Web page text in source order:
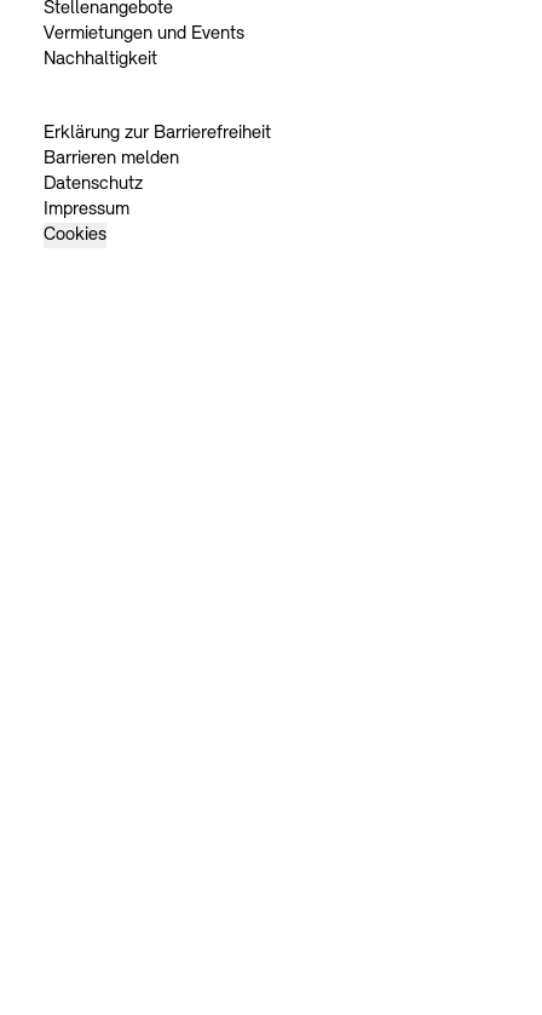
Stellenangebote
Vermietungen und Events
Nachhaltigkeit
Erklärung zur Barrierefreiheit
Barrieren melden
Datenschutz
Impressum
Cookies